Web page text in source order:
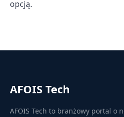
opcją.
AFOIS Tech
AFOIS Tech to branżowy portal o